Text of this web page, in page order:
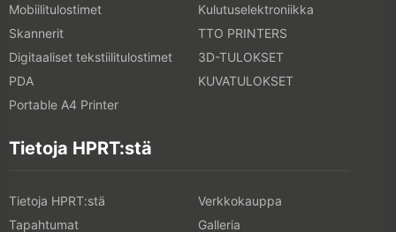
Mobiilitulostimet
Kulutuselektroniikka
Skannerit
TTO PRINTERS
Digitaaliset tekstiilitulostimet
3D-TULOKSET
PDA
KUVATULOKSET
Portable A4 Printer
Tietoja HPRT:stä
Tietoja HPRT:stä
Verkkokauppa
Tapahtumat
Galleria